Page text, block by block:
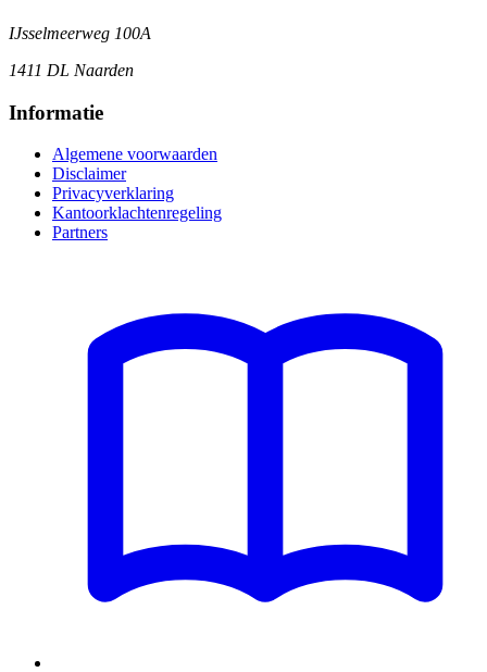
IJsselmeerweg 100A
1411 DL Naarden
Informatie
Algemene voorwaarden
Disclaimer
Privacyverklaring
Kantoorklachtenregeling
Partners